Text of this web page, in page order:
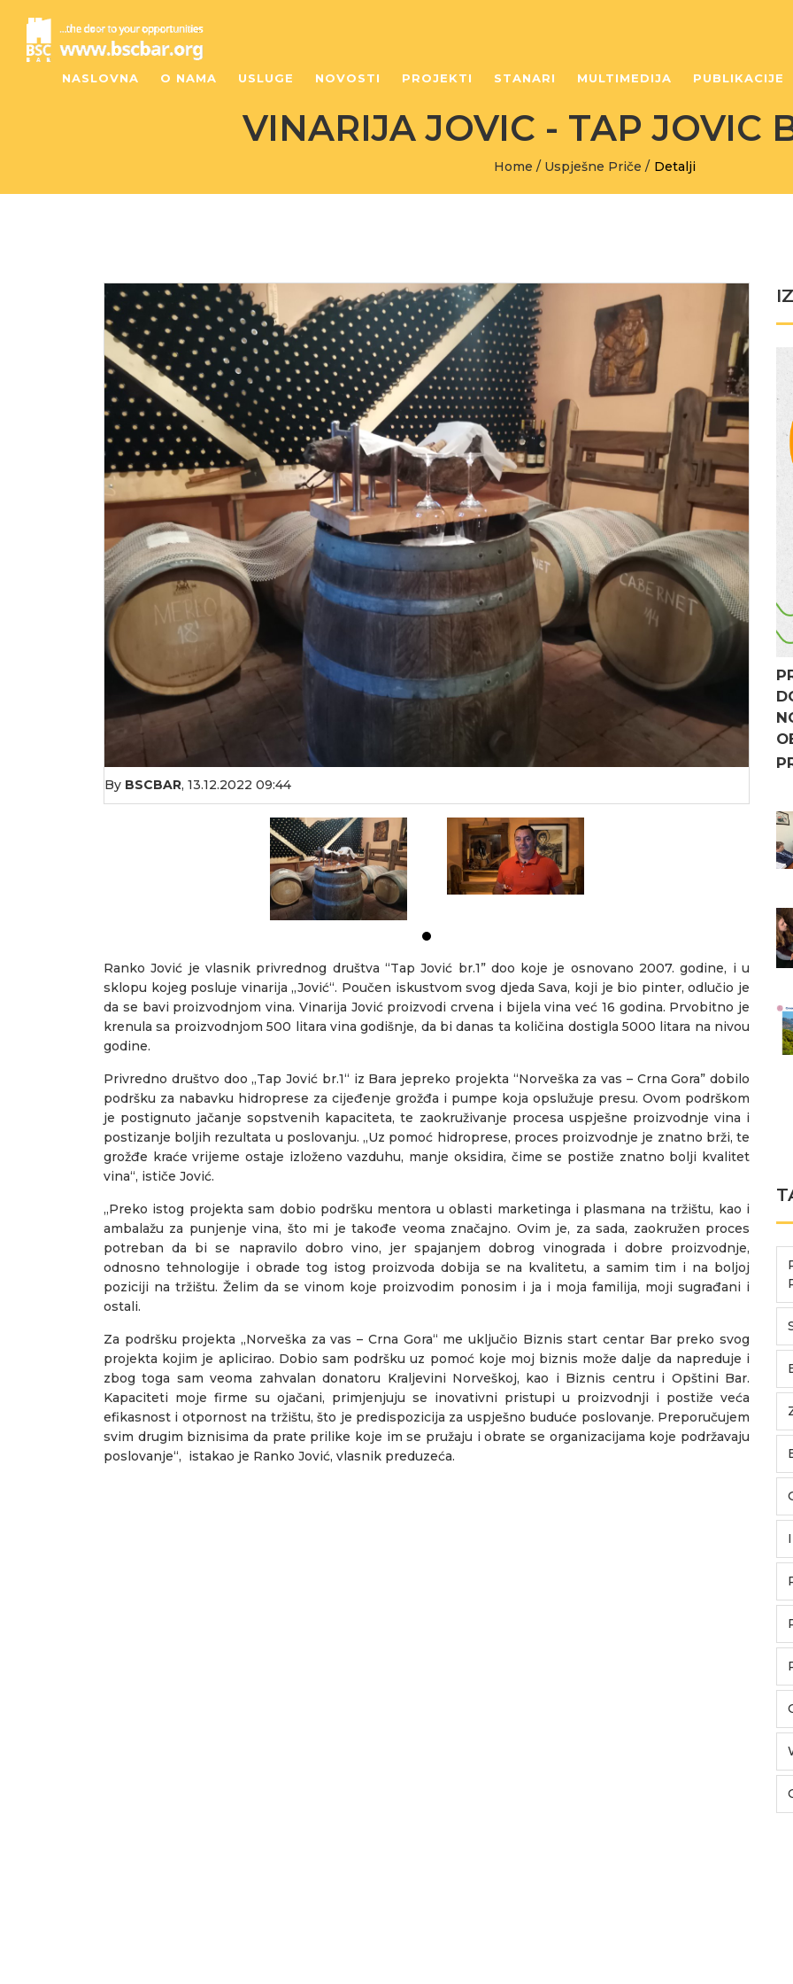
NASLOVNA O NAMA USLUGE NOVOSTI PROJEKTI STANARI MULTIMEDIJA PUBLIKACIJE
VINARIJA JOVIC - TAP JOVIC
Home / Uspješne Priče / Detalji
By BSCBAR, 13.12.2022 09:44
Ranko Jović je vlasnik privrednog društva “Tap Jović br.1” doo koje je osnovano 2007. godine, i u
sklopu kojeg posluje vinarija „Jović“. Poučen iskustvom svog djeda Sava, koji je bio pinter, odlučio je
da se bavi proizvodnjom vina. Vinarija Jović proizvodi crvena i bijela vina već 16 godina. Prvobitno je
krenula sa proizvodnjom 500 litara vina godišnje, da bi danas ta količina dostigla 5000 litara na nivou
godine.
Privredno društvo doo „Tap Jović br.1“ iz Bara jepreko projekta “Norveška za vas – Crna Gora” dobilo
podršku za nabavku hidroprese za cijeđenje grožđa i pumpe koja opslužuje presu. Ovom podrškom
je postignuto jačanje sopstvenih kapaciteta, te zaokruživanje procesa uspješne proizvodnje vina i
postizanje boljih rezultata u poslovanju. „Uz pomoć hidroprese, proces proizvodnje je znatno brži, te
grožđe kraće vrijeme ostaje izloženo vazduhu, manje oksidira, čime se postiže znatno bolji kvalitet
vina“, ističe Jović.
„Preko istog projekta sam dobio podršku mentora u oblasti marketinga i plasmana na tržištu, kao i
ambalažu za punjenje vina, što mi je takođe veoma značajno. Ovim je, za sada, zaokružen proces
potreban da bi se napravilo dobro vino, jer spajanjem dobrog vinograda i dobre proizvodnje,
odnosno tehnologije i obrade tog istog proizvoda dobija se na kvalitetu, a samim tim i na boljoj
poziciji na tržištu. Želim da se vinom koje proizvodim ponosim i ja i moja familija, moji sugrađani i
ostali.
Za podršku projekta „Norveška za vas – Crna Gora“ me uključio Biznis start centar Bar preko svog
projekta kojim je aplicirao. Dobio sam podršku uz pomoć koje moj biznis može dalje da napreduje i
zbog toga sam veoma zahvalan donatoru Kraljevini Norveškoj, kao i Biznis centru i Opštini Bar.
Kapaciteti moje firme su ojačani, primjenjuju se inovativni pristupi u proizvodnji i postiže veća
efikasnost i otpornost na tržištu, što je predispozicija za uspješno buduće poslovanje. Preporučujem
svim drugim biznisima da prate prilike koje im se pružaju i obrate se organizacijama koje podržavaju
poslovanje“, istakao je Ranko Jović, vlasnik preduzeća.